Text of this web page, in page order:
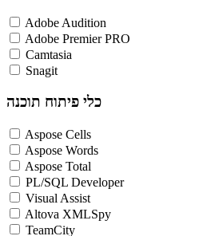
Adobe Audition
Adobe Premier PRO
Camtasia
Snagit
כלי פיתוח תוכנה
Aspose Cells
Aspose Words
Aspose Total
PL/SQL Developer
Visual Assist
Altova XMLSpy
TeamCity